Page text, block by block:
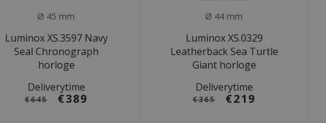
Ø 45 mm
Luminox XS.3597 Navy
Seal Chronograph
horloge
Deliverytime
€645 €389
Ø 44 mm
Luminox XS.0329
Leatherback Sea Turtle
Giant horloge
Deliverytime
€365 €219